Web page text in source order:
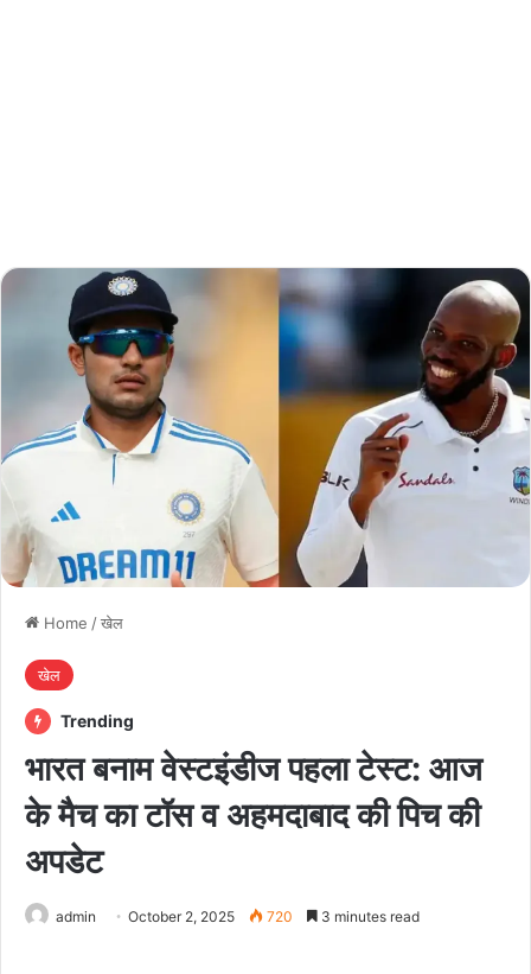
Home /खेल
खेल
Trending
भारत बनाम वेस्टइंडीज पहला टेस्ट: आज
के मैच का टॉस व अहमदाबाद की पिच की
अपडेट
admin October 2, 2025 720 3 minutes read